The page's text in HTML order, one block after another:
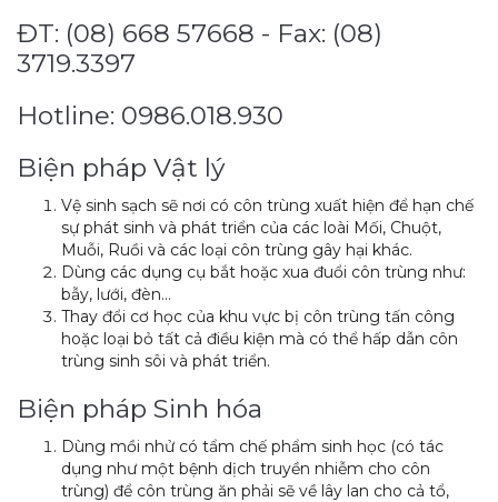
ĐT: (08) 668 57668 - Fax: (08)
3719.3397
Hotline: 0986.018.930
Biện pháp Vật lý
Vệ sinh sạch sẽ nơi có côn trùng xuất hiện để hạn chế
sự phát sinh và phát triển của các loài Mối, Chuột,
Muỗi, Ruồi và các loại côn trùng gây hại khác.
Dùng các dụng cụ bắt hoặc xua đuổi côn trùng như:
bẫy, lưới, đèn…
Thay đổi cơ học của khu vực bị côn trùng tấn công
hoặc loại bỏ tất cả điều kiện mà có thể hấp dẫn côn
trùng sinh sôi và phát triển.
Biện pháp Sinh hóa
Dùng mồi nhử có tẩm chế phẩm sinh học (có tác
dụng như một bệnh dịch truyền nhiễm cho côn
trùng) để côn trùng ăn phải sẽ về lây lan cho cả tổ,